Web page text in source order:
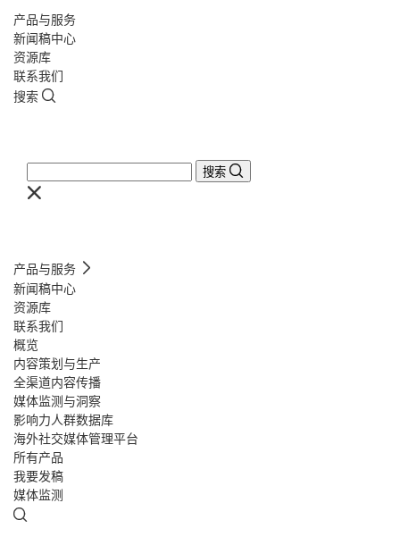
产品与服务
新闻稿中心
资源库
联系我们
搜索
搜索
产品与服务
新闻稿中心
资源库
联系我们
概览
内容策划与生产
全渠道内容传播
媒体监测与洞察
影响力人群数据库
海外社交媒体管理平台
所有产品
我要发稿
媒体监测